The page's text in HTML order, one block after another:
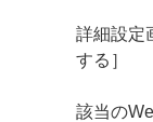
詳細設定
する］
該当の